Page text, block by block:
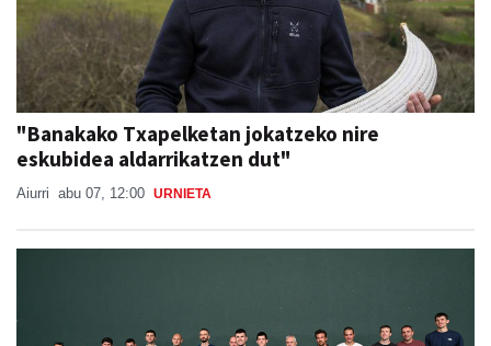
"Banakako Txapelketan jokatzeko nire
eskubidea aldarrikatzen dut"
Aiurri abu 07, 12:00 URNIETA